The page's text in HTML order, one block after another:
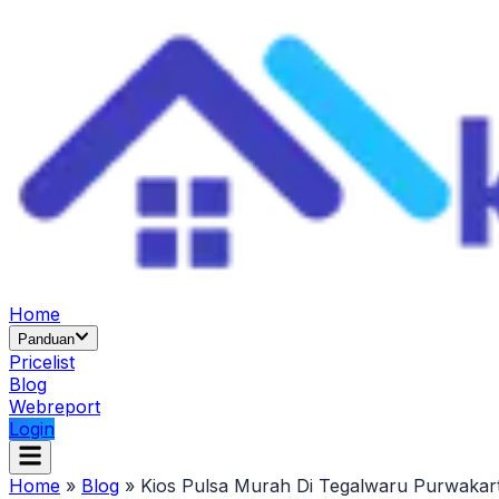
Home
Panduan
Pricelist
Blog
Webreport
Login
Home » Blog » Kios Pulsa Murah Di Tegalwaru